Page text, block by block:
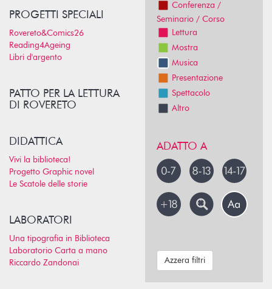
PROGETTI SPECIALI
Rovereto&Comics26
Reading4Ageing
Libri d'argento
PATTO PER LA LETTURA
DI ROVERETO
DIDATTICA
Vivi la biblioteca!
Progetto Graphic novel
Le Scatole delle storie
LABORATORI
Una tipografia in Biblioteca
Laboratorio Carta a mano
Riccardo Zandonai
Conferenza /
Seminario / Corso
Lettura
Mostra
Musica
Presentazione
Spettacolo
Altro
ADATTO A
Azzera filtri